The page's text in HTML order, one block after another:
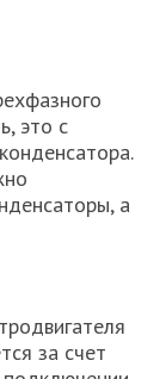
это с
а
за счет